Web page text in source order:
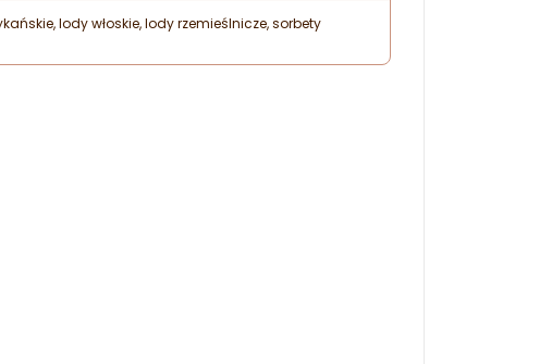
lody włoskie, lody rzemieślnicze, sorbety